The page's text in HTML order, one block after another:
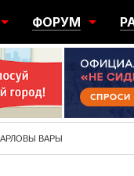
ФОРУМ
ЮЖНЫЙ
ВАРЫ